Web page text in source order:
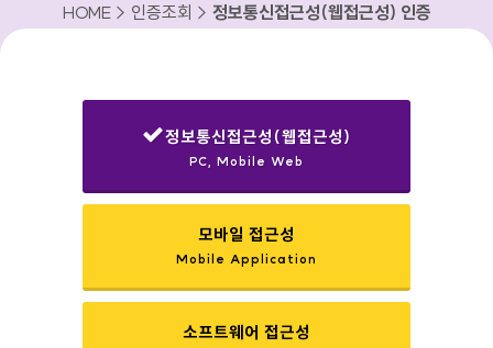
HOME > 인증조회 > 정보통신접근성(웹접근성) 인증
정보통신접근성(웹접근성)
PC, Mobile Web
모바일 접근성
Mobile Application
소프트웨어 접근성